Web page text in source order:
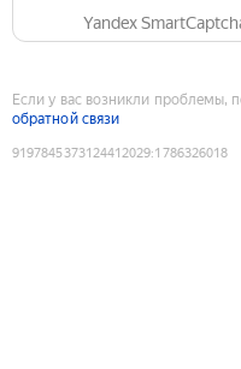
Yandex
Если у вас возникли проблемы,
обратной связи
9197845373124412029:1786326018